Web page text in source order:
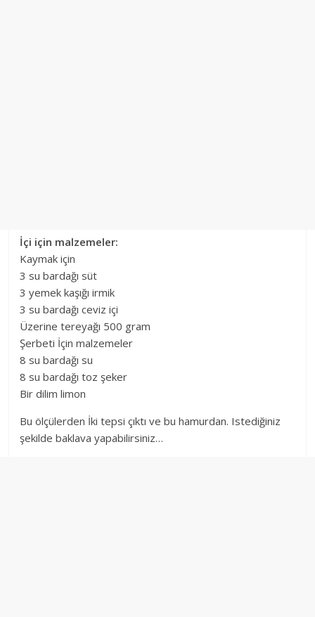
İçi için malzemeler:
Kaymak için
3 su bardağı süt
3 yemek kaşığı irmik
3 su bardağı ceviz içi
Üzerine tereyağı 500 gram
Şerbeti İçin malzemeler
8 su bardağı su
8 su bardağı toz şeker
Bir dilim limon
Вu ölçülerden İki tepsi çıktı ve bu hamurdan. Istediğiniz
şekilde baklava yapabilirsiniz…